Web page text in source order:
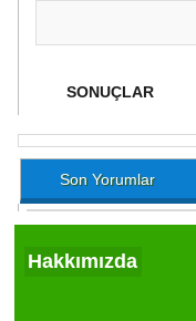
Son Yorumlar
Hakkımızda